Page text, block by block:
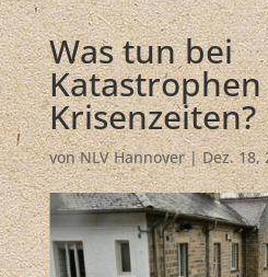
Was tun bei
Krisenzeiten?
vonNLV Hannover|Dez. 18,